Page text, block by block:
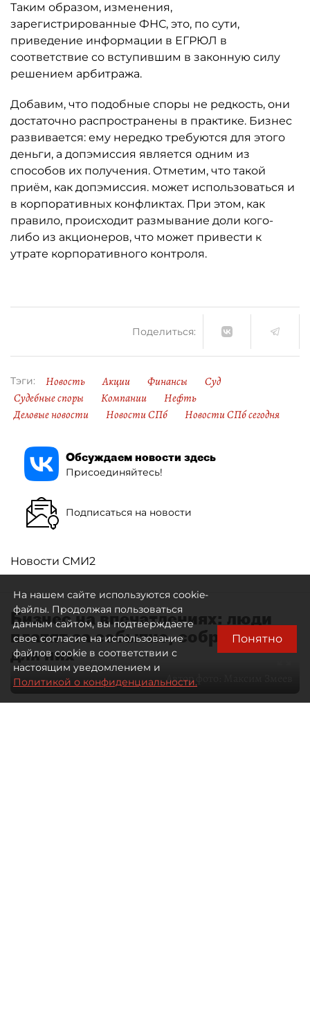
Таким образом, изменения,
зарегистрированные ФНС, это, по сути,
приведение информации в ЕГРЮЛ в
соответствие со вступившим в законную силу
решением арбитража.
Добавим, что подобные споры не редкость, они
достаточно распространены в практике. Бизнес
развивается: ему нередко требуются для этого
деньги, а допэмиссия является одним из
способов их получения. Отметим, что такой
приём, как допэмиссия. может использоваться и
в корпоративных конфликтах. При этом, как
правило, происходит размывание доли кого-
либо из акционеров, что может привести к
утрате корпоративного контроля.
Поделиться:
Тэги: Новость Акции Финансы
Суд
Судебные споры
Компании
Нефть
Деловые новости
Новости СПб Новости СПб сегодня
Обсуждаем новости здесь
Присоединяйтесь!
Подписаться на новости
Новости СМИ2
Бизнес на впечатлениях: люди
платят за событие, собранное
для них
Автор фото:
На нашем сайте используются cookie-
файлы. Продолжая пользоваться
данным сайтом, вы подтверждаете
свое согласие на использование
файлов cookie в соответствии с
настоящим уведомлением и
Политикой о конфиденциальности.
Понятно